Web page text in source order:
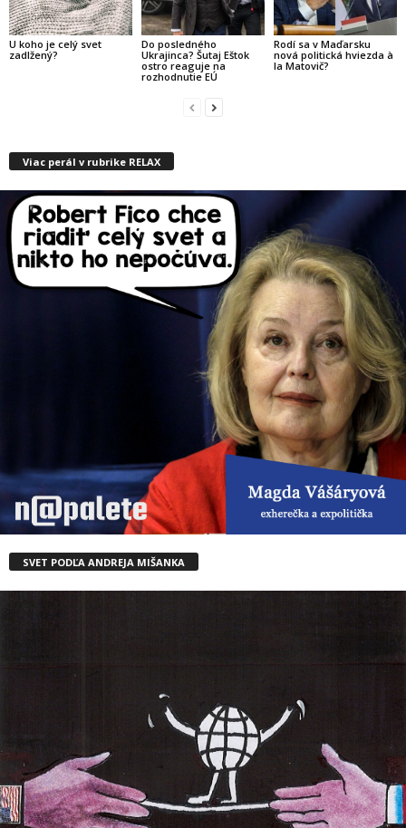
U koho je celý svet
zadlžený?
Do posledného
Ukrajinca? Šutaj Eštok
ostro reaguje na
rozhodnutie EÚ
Rodí sa v Maďarsku
nová politická hviezda à
la Matovič?
Viac perál v rubrike RELAX
SVET PODĽA ANDREJA MIŠANKA